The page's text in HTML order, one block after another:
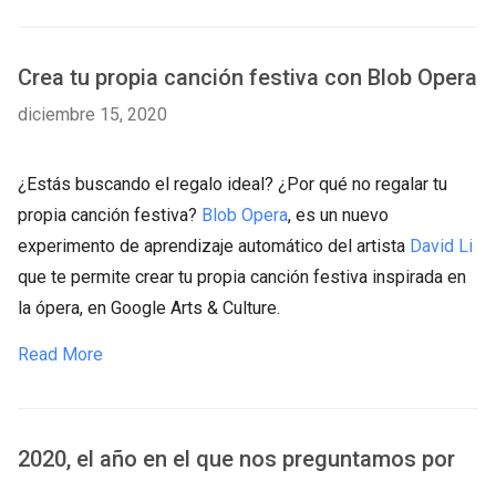
Crea tu propia canción festiva con Blob Opera
diciembre 15, 2020
¿Estás buscando el regalo ideal? ¿Por qué no regalar tu
propia canción festiva? Blob Opera, es un nuevo
experimento de aprendizaje automático del artista David Li
que te permite crear tu propia canción festiva inspirada en
la ópera, en Google Arts & Culture.
Read More
2020, el año en el que nos preguntamos por